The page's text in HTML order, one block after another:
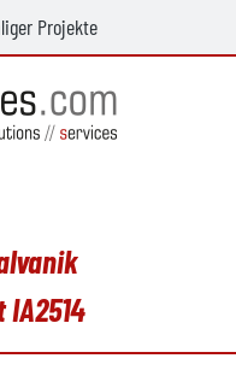
Projekte